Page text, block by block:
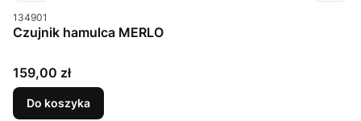
Kod produktu
134901
Czujnik hamulca MERLO
Cena
159,00 zł
Do koszyka